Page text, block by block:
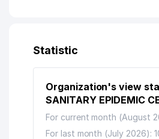
Statistic
Organization's view
SANITARY EPIDEMIC
For current month (August
For last month (July 2026):